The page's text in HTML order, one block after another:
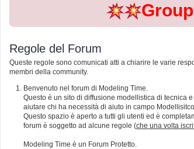
Regole del Forum
Queste regole sono comunicati atti a chiarire le varie
membri della community.
Benvenuto nel forum di Modeling Time.
Questo è un sito di diffusione modellistica di tecnica
aiutare chi ha necessità di aiuto in campo
Questo spazio è aperto a tutti gli utenti ed è
forum è soggetto ad alcune regole (che una volta
Modeling Time è un Forum Protetto.